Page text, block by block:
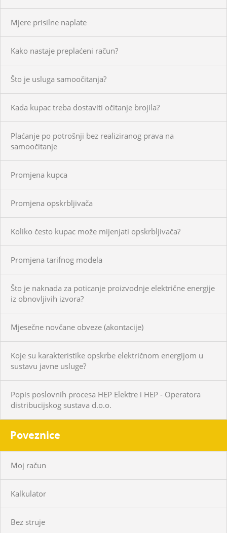
Mjere prisilne naplate
Kako nastaje preplaćeni račun?
Što je usluga samoočitanja?
Kada kupac treba dostaviti očitanje brojila?
Plaćanje po potrošnji bez realiziranog prava na
samoočitanje
Promjena kupca
Promjena opskrbljivača
Koliko često kupac može mijenjati opskrbljivača?
Promjena tarifnog modela
Što je naknada za poticanje proizvodnje električne energije
iz obnovljivih izvora?
Mjesečne novčane obveze (akontacije)
Koje su karakteristike opskrbe električnom energijom u
sustavu javne usluge?
Popis poslovnih procesa HEP Elektre i HEP - Operatora
distribucijskog sustava d.o.o.
Poveznice
Moj račun
Kalkulator
Bez struje